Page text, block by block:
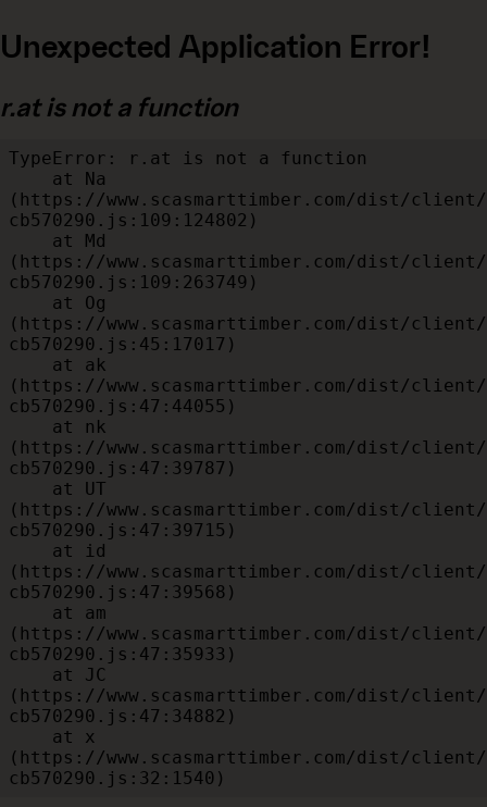
Unexpected Application Error!
r.at is not a function
TypeError: r.at is not a function
(https://www.scasmarttimber.com/dist/
cb570290.js:109:124802)
(https://www.scasmarttimber.com/dist/
cb570290.js:109:263749)
(https://www.scasmarttimber.com/dist/
cb570290.js:45:17017)
(https://www.scasmarttimber.com/dist/
cb570290.js:47:44055)
(https://www.scasmarttimber.com/dist/
cb570290.js:47:39787)
(https://www.scasmarttimber.com/dist/
cb570290.js:47:39715)
(https://www.scasmarttimber.com/dist/
cb570290.js:47:39568)
(https://www.scasmarttimber.com/dist/
cb570290.js:47:35933)
(https://www.scasmarttimber.com/dist/
cb570290.js:47:34882)
(https://www.scasmarttimber.com/dist/
cb570290.js:32:1540)